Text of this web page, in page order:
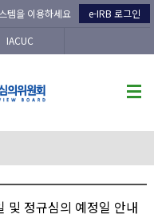
IACUC
템을 이용하세요 e-IRB 로그인
및 정규심의 예정일 안내